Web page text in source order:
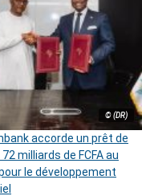
© (DR)
accorde un prêt de
milliards de FCFA au
le développement